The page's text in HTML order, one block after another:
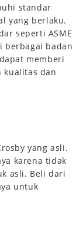
standar
yang berlaku.
seperti ASME
berbagai badan
memberi
kualitas dan
yang asli.
karena tidak
asli. Beli dari
untuk